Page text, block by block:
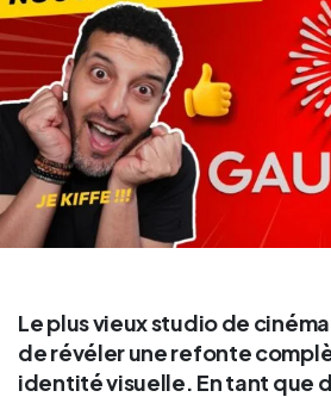
Le plus vieux studio de
de révéler une refonte
identité visuelle. En tant que